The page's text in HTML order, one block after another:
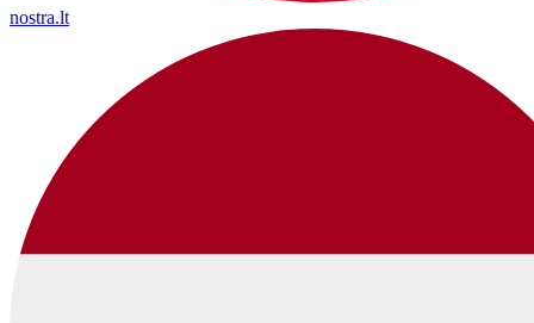
nostra.lt